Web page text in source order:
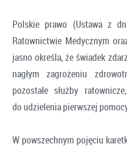
Polskie prawo (Ustawa z
Ratownictwie Medycznym
jasno określa, że świadek
nagłym zagrożeniu
pozostałe służby
do udzielenia pierwszej
W powszechnym pojęciu